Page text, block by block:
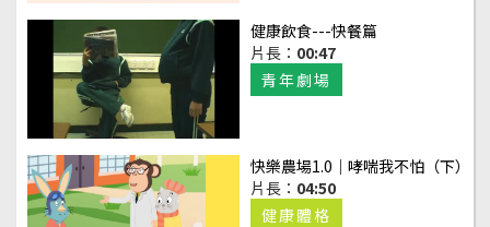
健康飲食---快餐篇
片長： 00:47
青年劇場
快樂農場1.0｜哮喘我不怕（下）
片長： 04:50
健康體格